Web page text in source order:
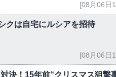
[08月06日
クは自宅にルシアを招待
[08月06日
決！15年前“クリスマス狙撃